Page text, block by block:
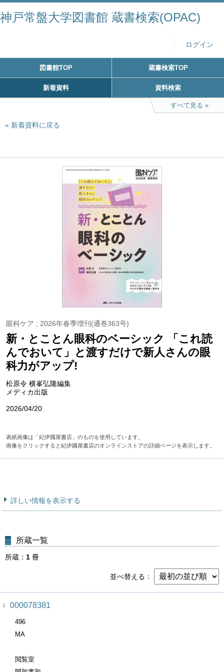
神戸常盤大学図書館 蔵書検索(OPAC)
ログイン
図書館TOP 蔵書検索TOP
新着資料 資料検索
すべて見る
新着資料に戻る
眼科ケア ; 2026年春季増刊(通巻363号)
新・とことん眼科のベーシック 「これ読
んでおいて」と渡すだけで新人さんの眼
科力がアップ!
松原令 横峯弘隆編集
メディカ出版
2026/04/20
表紙画像は「紀伊國屋書店」のものを使用しています。
画像をクリックすると紀伊國屋書店のオンラインストアの詳細ページを表示します。
詳しい情報を表示する
所蔵一覧
所蔵 1 冊
並べ替える
1 000078381
496
MA
閲覧室